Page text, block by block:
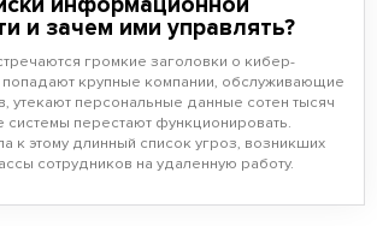
и зачем ими управлять?
громкие заголовки о кибер-
крупные компании, обслуживающие
утекают персональные данные сотен тысяч
перестают функционировать.
к этому длинный список угроз, возникших
сотрудников на удаленную работу.